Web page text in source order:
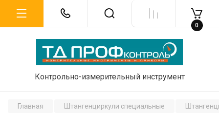
Контрольно-измерительный инструмент
0
Главная Штангенциркули специальные